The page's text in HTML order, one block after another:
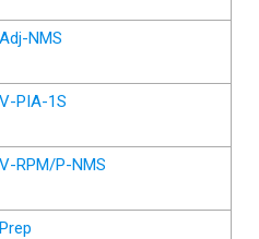
Adj-NMS
V-PIA-1S
V-RPM/P-NMS
Prep